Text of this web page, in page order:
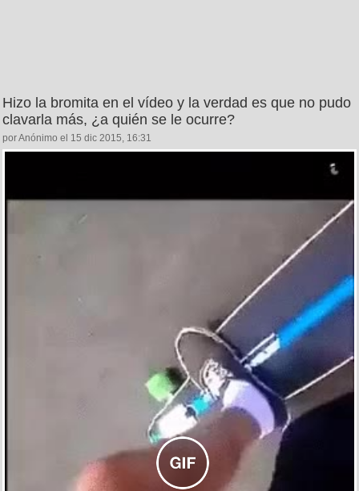
Hizo la bromita en el vídeo y la verdad es que no pudo
clavarla más, ¿a quién se le ocurre?
por Anónimo el 15 dic 2015, 16:31